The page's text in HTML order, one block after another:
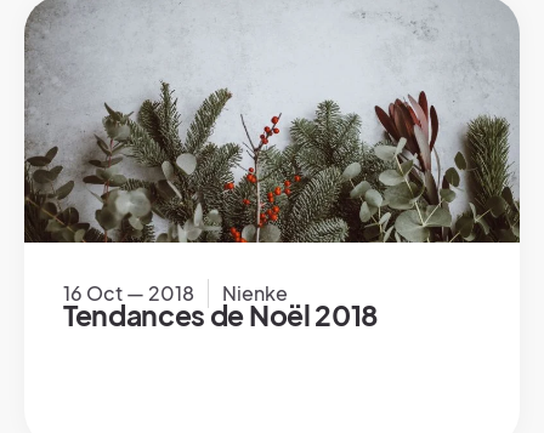
16 Oct — 2018 Nienke
Tendances de Noël 2018